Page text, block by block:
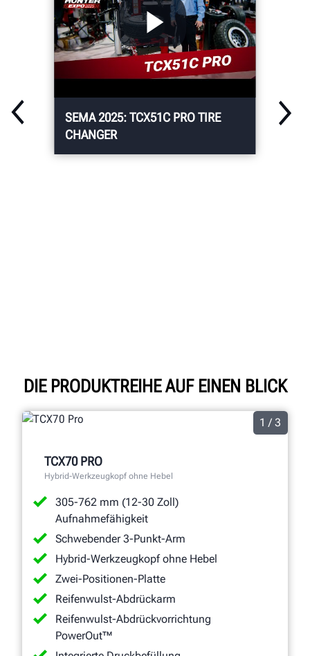
SEMA 2025: TCX51C PRO TIRE
CHANGER
DIE PRODUKTREIHE AUF EINEN BLICK
1 / 3
TCX70 PRO
Hybrid-Werkzeugkopf ohne Hebel
305-762 mm (12-30 Zoll)
Aufnahmefähigkeit
Schwebender 3-Punkt-Arm
Hybrid-Werkzeugkopf ohne Hebel
Zwei-Positionen-Platte
Reifenwulst-Abdrückarm
Reifenwulst-Abdrückvorrichtung
PowerOut™